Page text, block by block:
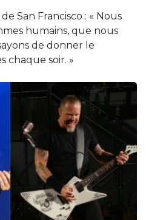
San Francisco : « Nous
humains, que nous
de donner le
chaque soir. »